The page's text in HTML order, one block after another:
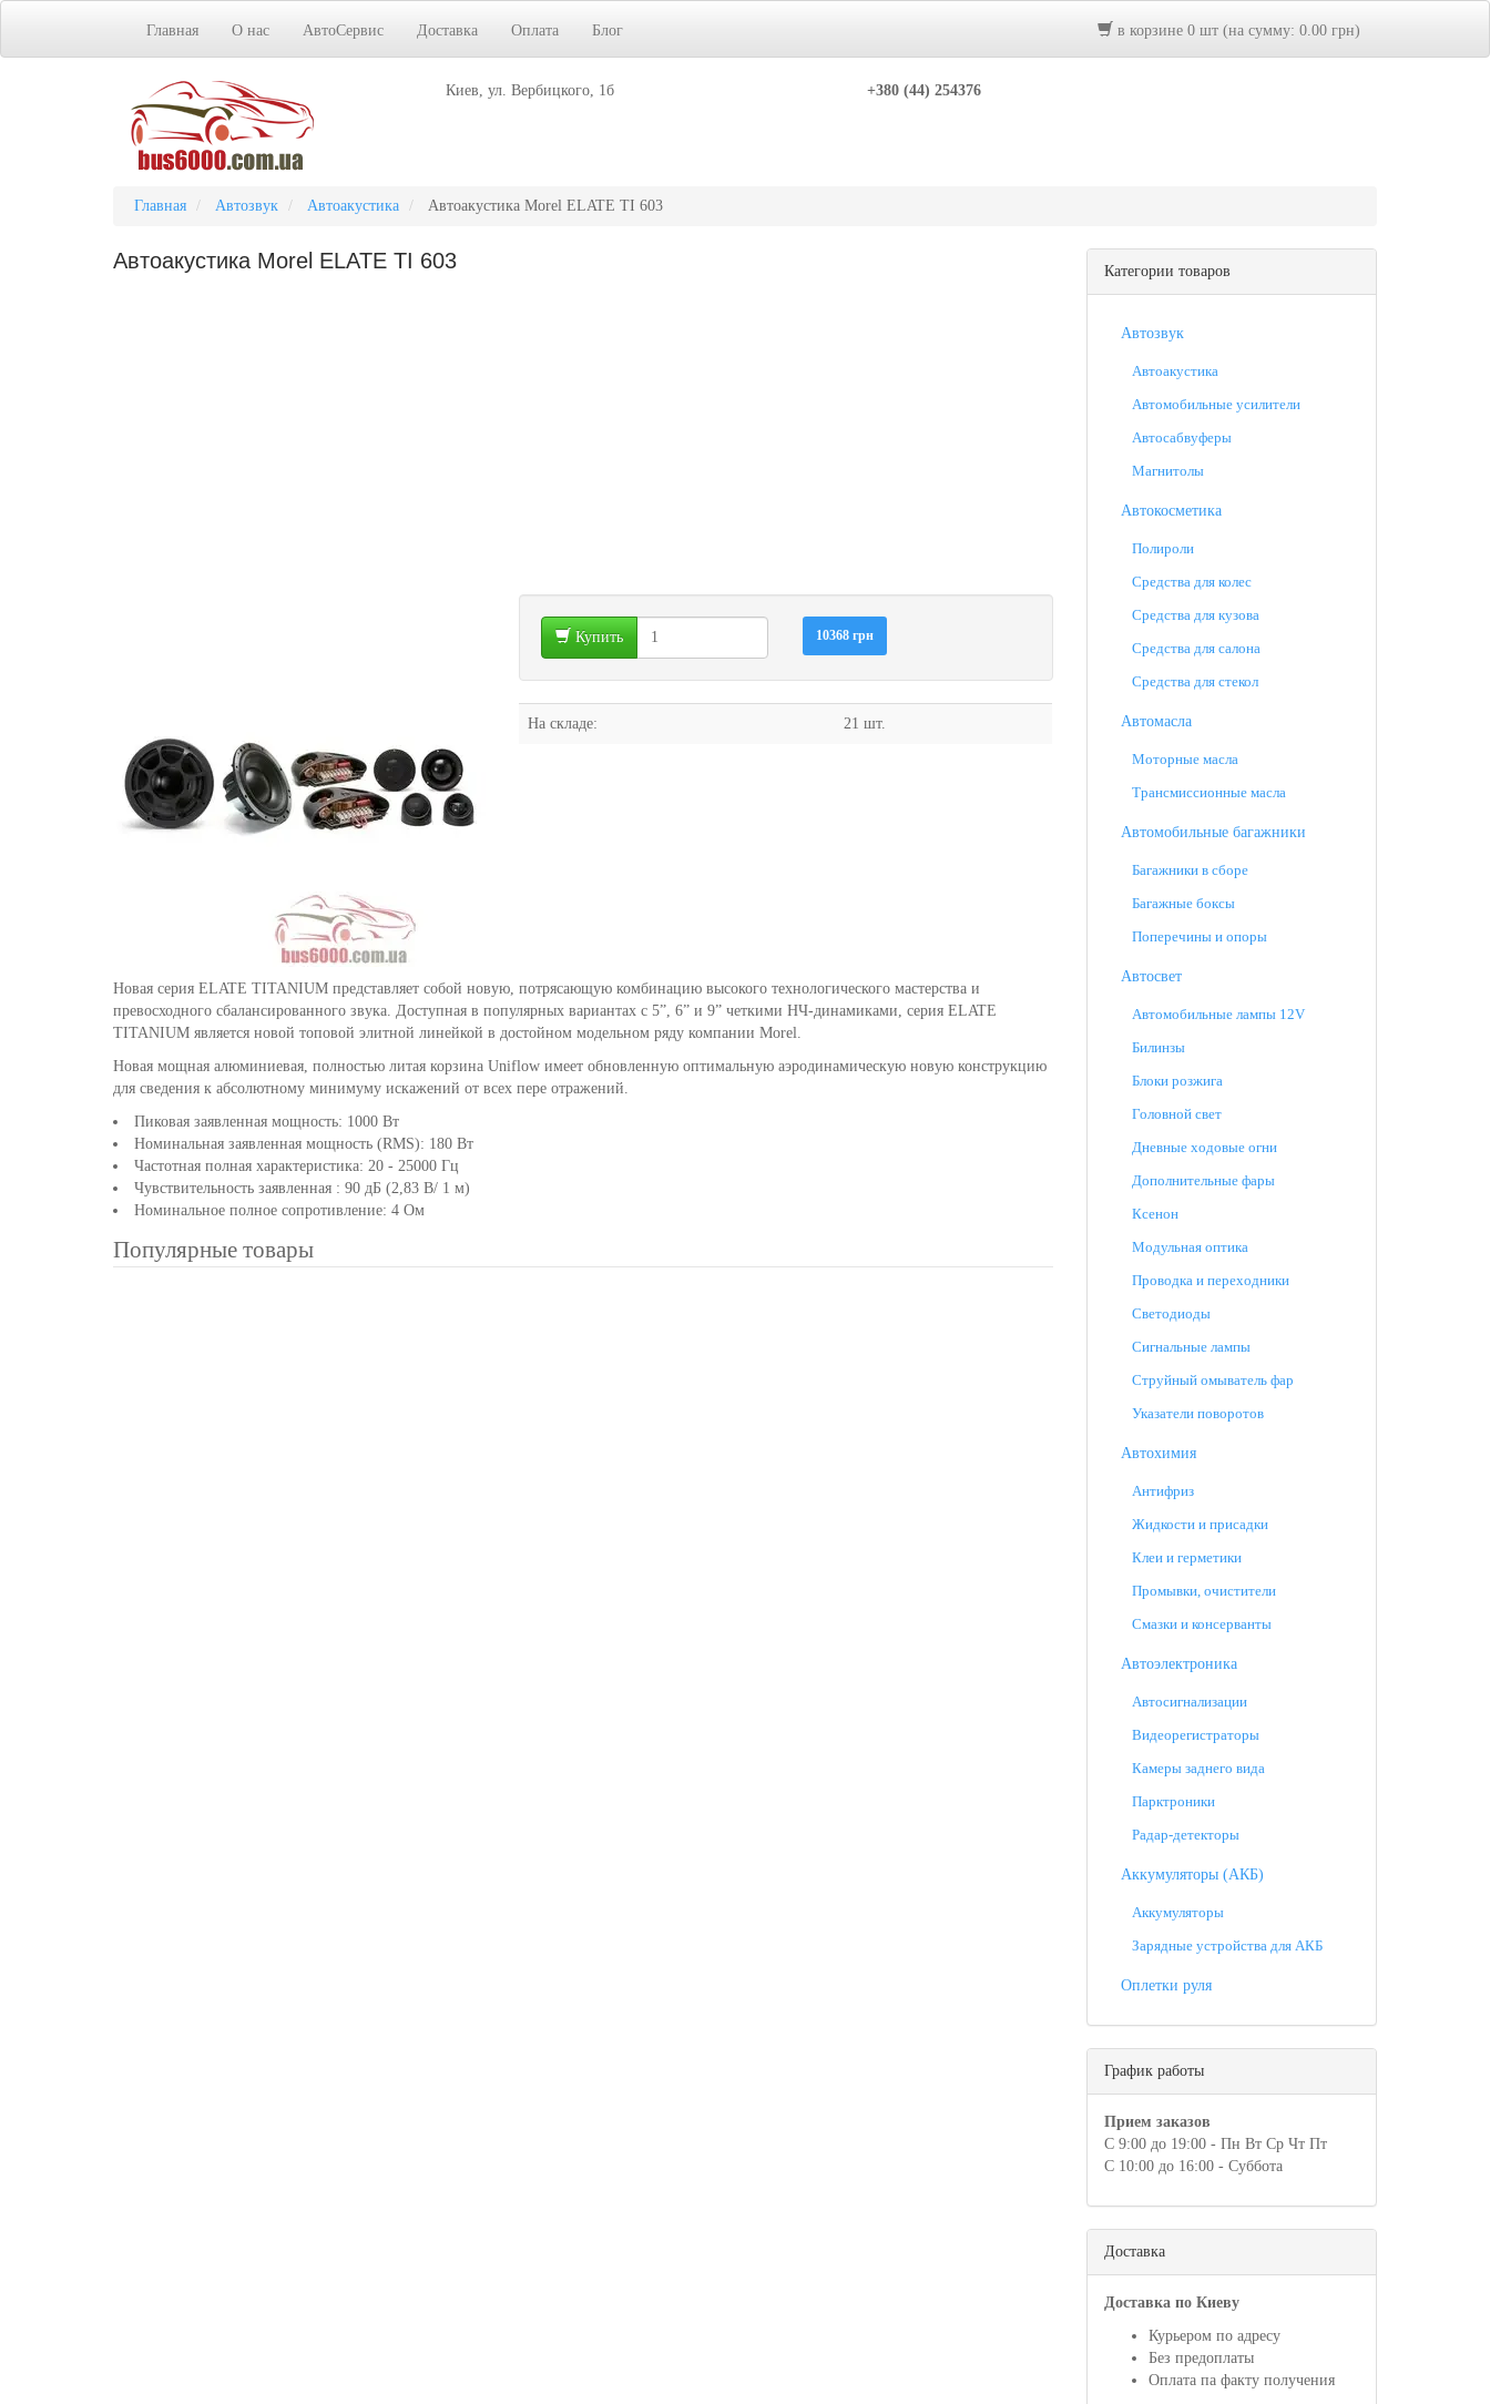
Главная О нас АвтоСервис Доставка Оплата Блог в корзине 0 шт (на сумму: 0.00 грн)
Киев, ул. Вербицкого, 1б +380 (44) 254376
Главная Автозвук Автоакустика Автоакустика Morel ELATE TI 603
Автоакустика Morel ELATE TI 603
Купить 10368 грн
На складе: 21 шт.
Новая серия ELATE TITANIUM представляет собой новую, потрясающую комбинацию высокого технологического мастерства и
превосходного сбалансированного звука. Доступная в популярных вариантах с 5”, 6” и 9” четкими НЧ-динамиками, серия ELATE
TITANIUM является новой топовой элитной линейкой в достойном модельном ряду компании Morel.
Новая мощная алюминиевая, полностью литая корзина Uniflow имеет обновленную оптимальную аэродинамическую новую конструкцию
для сведения к абсолютному минимуму искажений от всех пере отражений.
Пиковая заявленная мощность: 1000 Вт
Номинальная заявленная мощность (RMS): 180 Вт
Частотная полная характеристика: 20 - 25000 Гц
Чувствительность заявленная : 90 дБ (2,83 В/ 1 м)
Номинальное полное сопротивление: 4 Ом
Популярные товары
Категории товаров
Автозвук
Автоакустика
Автомобильные усилители
Автосабвуферы
Магнитолы
Автокосметика
Полироли
Средства для колес
Средства для кузова
Средства для салона
Средства для стекол
Автомасла
Моторные масла
Трансмиссионные масла
Автомобильные багажники
Багажники в сборе
Багажные боксы
Поперечины и опоры
Автосвет
Автомобильные лампы 12V
Билинзы
Блоки розжига
Головной свет
Дневные ходовые огни
Дополнительные фары
Ксенон
Модульная оптика
Проводка и переходники
Светодиоды
Сигнальные лампы
Струйный омыватель фар
Указатели поворотов
Автохимия
Антифриз
Жидкости и присадки
Клеи и герметики
Промывки, очистители
Смазки и консерванты
Автоэлектроника
Автосигнализации
Видеорегистраторы
Камеры заднего вида
Парктроники
Радар-детекторы
Аккумуляторы (АКБ)
Аккумуляторы
Зарядные устройства для АКБ
Оплетки руля
График работы
Прием заказов
С 9:00 до 19:00 - Пн Вт Ср Чт Пт
С 10:00 до 16:00 - Суббота
Доставка
Доставка по Киеву
Курьером по адресу
Без предоплаты
Оплата па факту получения